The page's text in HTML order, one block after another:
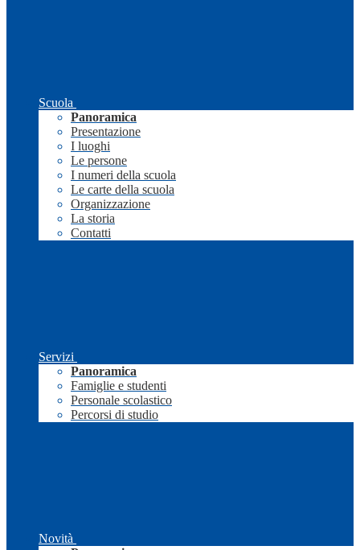
Scuola
Panoramica
Presentazione
I luoghi
Le persone
I numeri della scuola
Le carte della scuola
Organizzazione
La storia
Contatti
Servizi
Panoramica
Famiglie e studenti
Personale scolastico
Percorsi di studio
Novità